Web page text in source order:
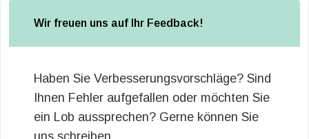
Wir freuen uns auf Ihr Feedback!
Haben Sie Verbesserungsvorschläge? Sind
Ihnen Fehler aufgefallen oder möchten Sie
ein Lob aussprechen? Gerne können Sie